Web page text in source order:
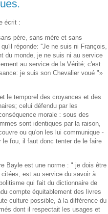
écrit :
père, sans mère et sans
réponde: ''Je ne suis ni François,
du monde, je ne suis ni au service
au service de la Vérité; c'est
je suis son Chevalier voué "»
le temporel des croyances et des
celui défendu par les
morale : sous des
sont identiques par la raison,
ou qu'on les lui communique -
fou, il faut donc tenter de le faire
Bayle est une norme : " je dois être
est au service du savoir à
qui fait du dictionnaire de
compte équitablement des livres
culture possible, à la différence du
dont il respectait les usages et